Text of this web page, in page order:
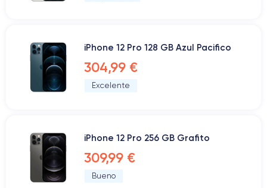
iPhone 12 Pro 128 GB Azul Pacifico
304,99 €
Excelente
iPhone 12 Pro 256 GB Grafito
309,99 €
Bueno